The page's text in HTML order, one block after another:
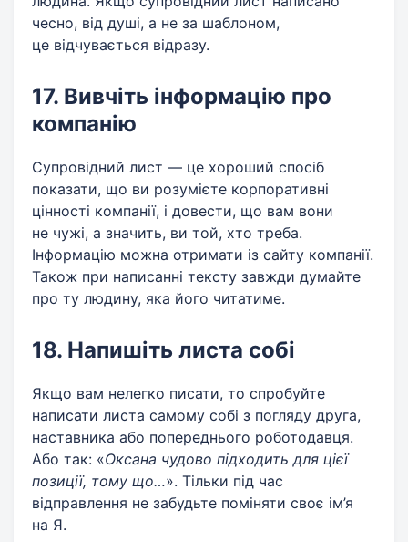
чесно, від душі, а не за шаблоном,
це відчувається відразу.
17. Вивчіть інформацію про
компанію
Супровідний лист — це хороший спосіб
показати, що ви розумієте корпоративні
цінності компанії, і довести, що вам вони
не чужі, а значить, ви той, хто треба.
Інформацію можна отримати із сайту компанії.
Також при написанні тексту завжди думайте
про ту людину, яка його читатиме.
18. Напишіть листа собі
Якщо вам нелегко писати, то спробуйте
написати листа самому собі з погляду друга,
наставника або попереднього роботодавця.
Або так: «Оксана чудово підходить для цієї
позиції, тому що…». Тільки під час
відправлення не забудьте поміняти своє ім’я
на Я.